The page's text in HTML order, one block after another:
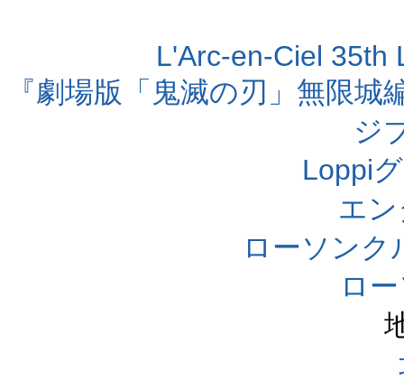
L'Arc-en-Ciel 35th
『劇場版「鬼滅の刃」無限
ジ
Loppi
エ
ローソンク
ロ